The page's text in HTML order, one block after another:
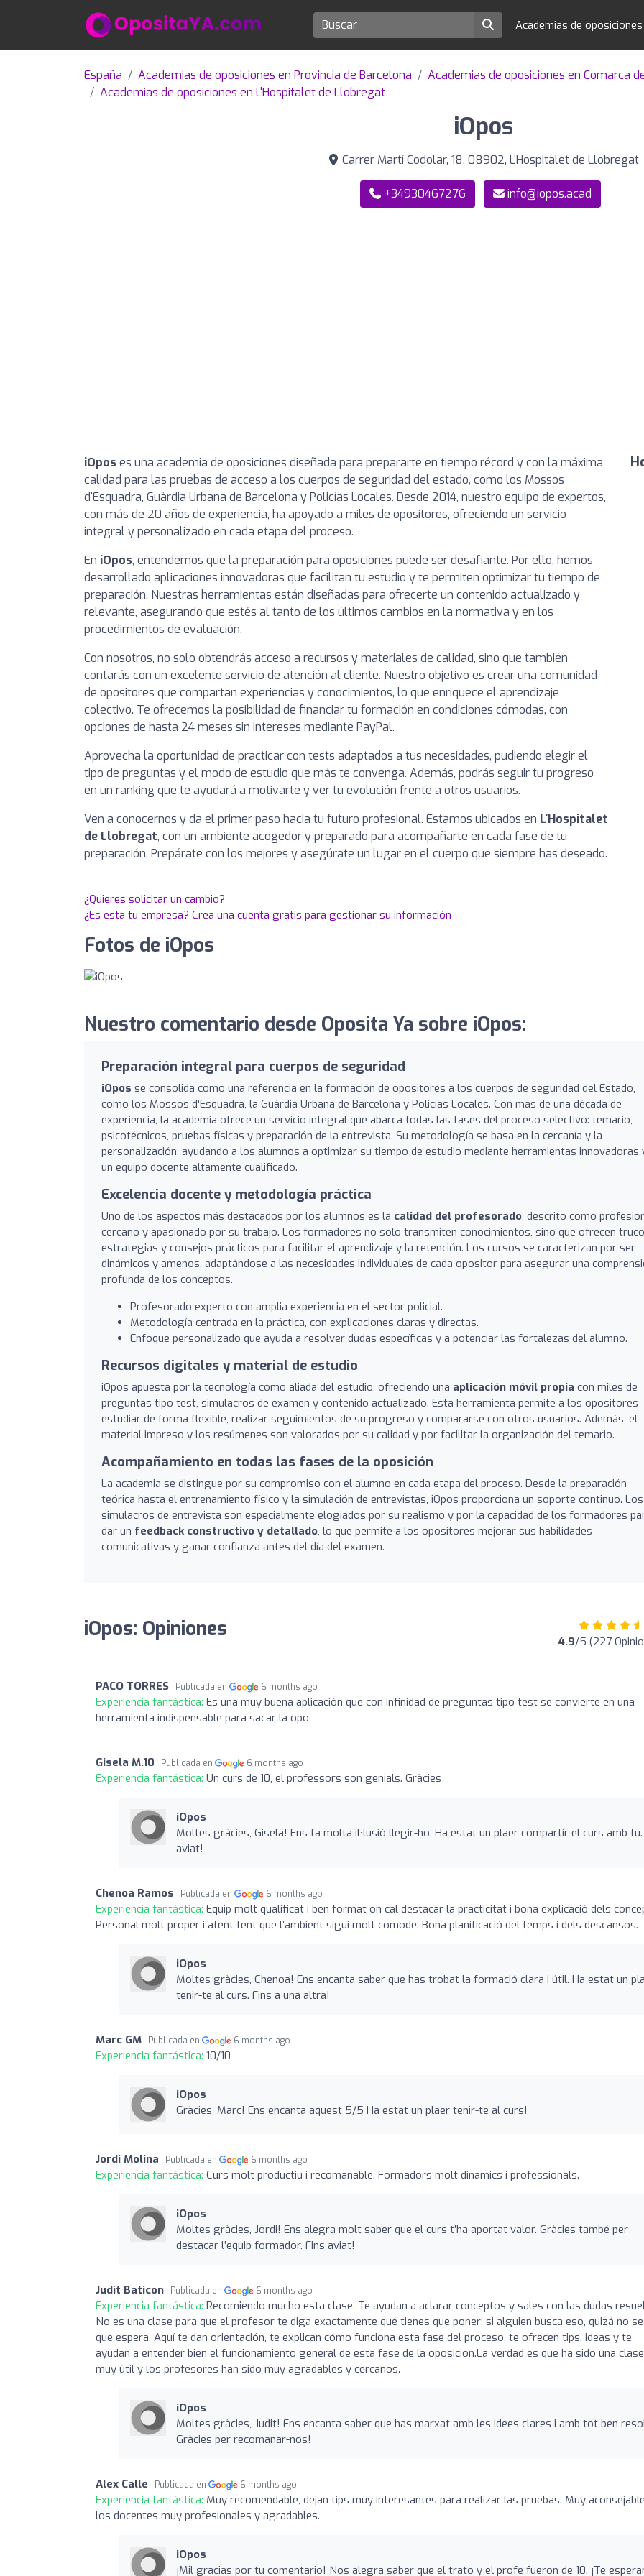
Academias de
España Academias de oposiciones en Provincia de Barcelona
Academias de oposiciones en Comarca
Academias de oposiciones en L'Hospitalet de Llobregat
iOpos
Carrer Martí Codolar, 18, 08902, L'Hospitalet de Llobregat
+34930467276 info@iopos.acad
iOpos es una academia de oposiciones diseñada para prepararte en tiempo récord y con la máxima
calidad para las pruebas de acceso a los cuerpos de seguridad del estado, como los Mossos
d'Esquadra, Guàrdia Urbana de Barcelona y Policías Locales. Desde 2014, nuestro equipo de expertos,
con más de 20 años de experiencia, ha apoyado a miles de opositores, ofreciendo un servicio
integral y personalizado en cada etapa del proceso.
En iOpos, entendemos que la preparación para oposiciones puede ser desafiante. Por ello, hemos
desarrollado aplicaciones innovadoras que facilitan tu estudio y te permiten optimizar tu tiempo de
preparación. Nuestras herramientas están diseñadas para ofrecerte un contenido actualizado y
relevante, asegurando que estés al tanto de los últimos cambios en la normativa y en los
procedimientos de evaluación.
Con nosotros, no solo obtendrás acceso a recursos y materiales de calidad, sino que también
contarás con un excelente servicio de atención al cliente. Nuestro objetivo es crear una comunidad
de opositores que compartan experiencias y conocimientos, lo que enriquece el aprendizaje
colectivo. Te ofrecemos la posibilidad de financiar tu formación en condiciones cómodas, con
opciones de hasta 24 meses sin intereses mediante PayPal.
Aprovecha la oportunidad de practicar con tests adaptados a tus necesidades, pudiendo elegir el
tipo de preguntas y el modo de estudio que más te convenga. Además, podrás seguir tu progreso
en un ranking que te ayudará a motivarte y ver tu evolución frente a otros usuarios.
Ven a conocernos y da el primer paso hacia tu futuro profesional. Estamos ubicados en L'Hospitalet
de Llobregat, con un ambiente acogedor y preparado para acompañarte en cada fase de tu
preparación. Prepárate con los mejores y asegúrate un lugar en el cuerpo que siempre has deseado.
¿Quieres solicitar un cambio?
¿Es esta tu empresa? Crea una cuenta gratis para gestionar su información
Fotos de iOpos
Nuestro comentario desde Oposita Ya sobre iOpos:
Preparación integral para cuerpos de seguridad
iOpos se consolida como una referencia en la formación de opositores a los cuerpos de seguridad del Estado,
como los Mossos d'Esquadra, la Guàrdia Urbana de Barcelona y Policías Locales. Con más de una década de
experiencia, la academia ofrece un servicio integral que abarca todas las fases del proceso selectivo: temario,
psicotécnicos, pruebas físicas y preparación de la entrevista. Su metodología se basa en la cercanía y la
personalización, ayudando a los alumnos a optimizar su tiempo de estudio mediante herramientas innovadoras
un equipo docente altamente cualificado.
Excelencia docente y metodología práctica
Uno de los aspectos más destacados por los alumnos es la calidad del profesorado, descrito como
cercano y apasionado por su trabajo. Los formadores no solo transmiten conocimientos, sino que ofrecen
estrategias y consejos prácticos para facilitar el aprendizaje y la retención. Los cursos se caracterizan por ser
dinámicos y amenos, adaptándose a las necesidades individuales de cada opositor para asegurar una
profunda de los conceptos.
Profesorado experto con amplia experiencia en el sector policial.
Metodología centrada en la práctica, con explicaciones claras y directas.
Enfoque personalizado que ayuda a resolver dudas específicas y a potenciar las fortalezas del alumno.
Recursos digitales y material de estudio
iOpos apuesta por la tecnología como aliada del estudio, ofreciendo una aplicación móvil propia con miles de
preguntas tipo test, simulacros de examen y contenido actualizado. Esta herramienta permite a los opositores
estudiar de forma flexible, realizar seguimientos de su progreso y compararse con otros usuarios. Además, el
material impreso y los resúmenes son valorados por su calidad y por facilitar la organización del temario.
Acompañamiento en todas las fases de la oposición
La academia se distingue por su compromiso con el alumno en cada etapa del proceso. Desde la preparación
teórica hasta el entrenamiento físico y la simulación de entrevistas, iOpos proporciona un soporte continuo. Los
simulacros de entrevista son especialmente elogiados por su realismo y por la capacidad de los formadores
dar un feedback constructivo y detallado, lo que permite a los opositores mejorar sus habilidades
comunicativas y ganar confianza antes del día del examen.
iOpos: Opiniones 4.9/5 (227
PACO TORRES Publicada en 6 months ago
Experiencia fantástica: Es una muy buena aplicación que con infinidad de preguntas tipo test se convierte en una
herramienta indispensable para sacar la opo
Gisela M.10 Publicada en 6 months ago
Experiencia fantástica: Un curs de 10, el professors son genials. Gràcies
iOpos
Moltes gràcies, Gisela! Ens fa molta il·lusió llegir-ho. Ha estat un plaer compartir el curs amb tu.
aviat!
Chenoa Ramos Publicada en 6 months ago
Experiencia fantástica: Equip molt qualificat i ben format on cal destacar la practicitat i bona explicació dels
Personal molt proper i atent fent que l’ambient sigui molt comode. Bona planificació del temps i dels descansos.
iOpos
Moltes gràcies, Chenoa! Ens encanta saber que has trobat la formació clara i útil. Ha estat un
tenir-te al curs. Fins a una altra!
Marc GM Publicada en 6 months ago
Experiencia fantástica: 10/10
iOpos
Gràcies, Marc! Ens encanta aquest 5/5 Ha estat un plaer tenir-te al curs!
Jordi Molina Publicada en 6 months ago
Experiencia fantástica: Curs molt productiu i recomanable. Formadors molt dinamics i professionals.
iOpos
Moltes gràcies, Jordi! Ens alegra molt saber que el curs t’ha aportat valor. Gràcies també per
destacar l’equip formador. Fins aviat!
Judit Baticon Publicada en 6 months ago
Experiencia fantástica: Recomiendo mucho esta clase. Te ayudan a aclarar conceptos y sales con las dudas
No es una clase para que el profesor te diga exactamente qué tienes que poner; si alguien busca eso, quizá no
que espera. Aquí te dan orientación, te explican cómo funciona esta fase del proceso, te ofrecen tips, ideas y te
ayudan a entender bien el funcionamiento general de esta fase de la oposición.La verdad es que ha sido una clase
muy útil y los profesores han sido muy agradables y cercanos.
iOpos
Moltes gràcies, Judit! Ens encanta saber que has marxat amb les idees clares i amb tot ben
Gràcies per recomanar-nos!
Alex Calle Publicada en 6 months ago
Experiencia fantástica: Muy recomendable, dejan tips muy interesantes para realizar las pruebas. Muy
los docentes muy profesionales y agradables.
iOpos
¡Mil gracias por tu comentario! Nos alegra saber que el trato y el profe fueron de 10. ¡Te